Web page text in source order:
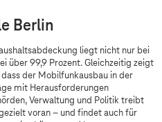
Berlin
liegt nicht nur bei
über 99,9 Prozent. Gleichzeitig zeigt
der Mobilfunkausbau in der
mit Herausforderungen
Verwaltung und Politik treibt
voran – und findet auch für